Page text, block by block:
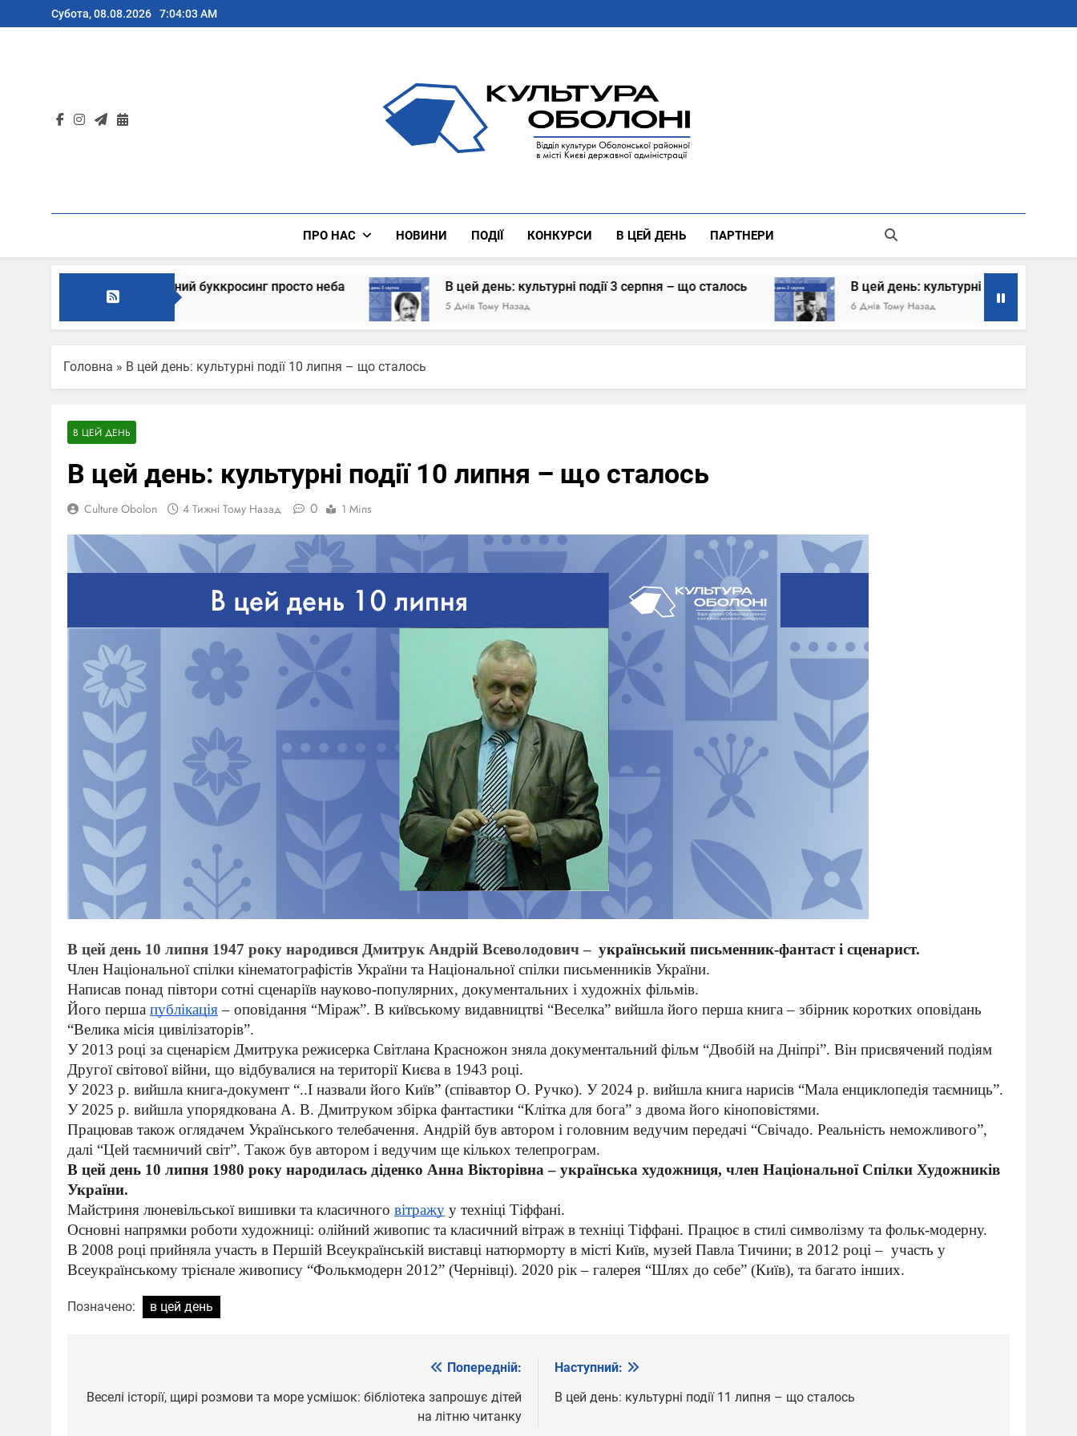
до
Субота, 08.08.2026 7:04:04 AM
Культура Оболоні
ПРО НАС НОВИНИ ПОДІЇ КОНКУРСИ В ЦЕЙ ДЕНЬ ПАРТНЕРИ
на традиційний буккросинг просто неба В цей день: культурні події 3 серпня – що сталось
5 Днів Тому Назад
В цей день: культурні події 2 серпня – що
6 Днів Тому Назад
Головна » В цей день: культурні події 10 липня – що сталось
В ЦЕЙ ДЕНЬ
В цей день: культурні події 10 липня – що сталось
Culture Obolon 4 Тижні Тому Назад 0 1 Mins
В цей день 10 липня 1947 року народився Дмитрук Андрій Всеволодович – український письменник-фантаст і сценарист.
Член Національної спілки кінематографістів України та Національної спілки письменників України.
Написав понад півтори сотні сценаріїв науково-популярних, документальних і художніх фільмів.
Його перша публікація– оповідання “Міраж”. В київському видавництві “Веселка” вийшла його перша книга – збірник коротких оповідань
“Велика місія цивілізаторів”.
У 2013 році за сценарієм Дмитрука режисерка Світлана Красножон зняла документальний фільм “Двобій на Дніпрі”. Він присвячений подіям
Другої світової війни, що відбувалися на території Києва в 1943 році.
У 2023 р. вийшла книга-документ “..І назвали його Київ” (співавтор О. Ручко). У 2024 р. вийшла книга нарисів “Мала енциклопедія таємниць”.
У 2025 р. вийшла упорядкована А. В. Дмитруком збірка фантастики “Клітка для бога” з двома його кіноповістями.
Працював також оглядачем Українського телебачення. Андрій був автором і головним ведучим передачі “Свічадо. Реальність неможливого”,
далі “Цей таємничий світ”. Також був автором і ведучим ще кількох телепрограм.
В цей день 10 липня 1980 року народилась діденко Анна Вікторівна– українська художниця, член Національної Спілки Художників
України.
Майстриня люневільської вишивки та класичного вітражу у техніці Тіффані.
Основні напрямки роботи художниці: олійний живопис та класичний вітраж в техніці Тіффані. Працює в стилі символізму та фольк-модерну.
В 2008 році прийняла участь в Першій Всеукраїнській виставці натюрморту в місті Київ, музей Павла Тичини; в 2012 році – участь у
Всеукраїнському трієнале живопису “Фолькмодерн 2012” (Чернівці). 2020 рік – галерея “Шлях до себе” (Київ), та багато інших.
Позначено: в цей день
записів
Попередній:
Веселі історії, щирі розмови та море усмішок: бібліотека запрошує дітей
на літню читанку
Наступний:
В цей день: культурні події 11 липня – що сталось